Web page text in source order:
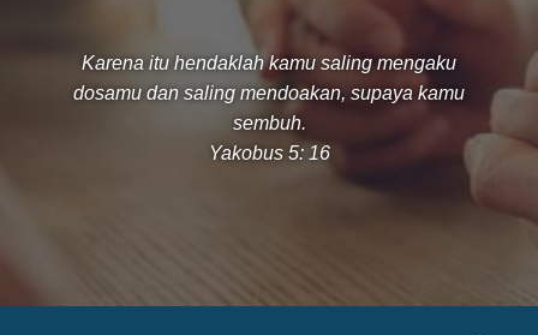
Karena itu hendaklah kamu saling mengaku
dosamu dan saling mendoakan, supaya kamu
sembuh.
Yakobus 5: 16